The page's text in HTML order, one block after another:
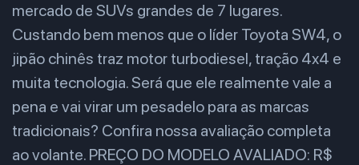
mercado de SUVs grandes de 7 lugares.
Custando bem menos que o líder Toyota SW4, o
jipão chinês traz motor turbodiesel, tração 4x4 e
muita tecnologia. Será que ele realmente vale a
pena e vai virar um pesadelo para as marcas
tradicionais? Confira nossa avaliação completa
ao volante. PREÇO DO MODELO AVALIADO: R$